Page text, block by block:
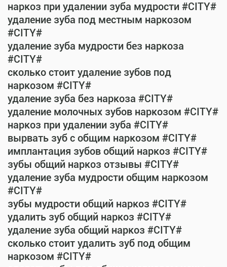
наркоз при удалении зуба мудрости #CITY#
удаление зуба под местным наркозом
#CITY#
удаление зуба мудрости без наркоза
#CITY#
сколько стоит удаление зубов под
наркозом #CITY#
удаление зуба без наркоза #CITY#
удаление молочных зубов наркозом #CITY#
наркоз при удалении зуба #CITY#
вырвать зуб с общим наркозом #CITY#
имплантация зубов общий наркоз #CITY#
зубы общий наркоз отзывы #CITY#
удаление зуба мудрости общим наркозом
#CITY#
зубы мудрости общий наркоз #CITY#
удалить зуб общий наркоз #CITY#
удаление зуба общий наркоз #CITY#
сколько стоит удалить зуб под общим
наркозом #CITY#